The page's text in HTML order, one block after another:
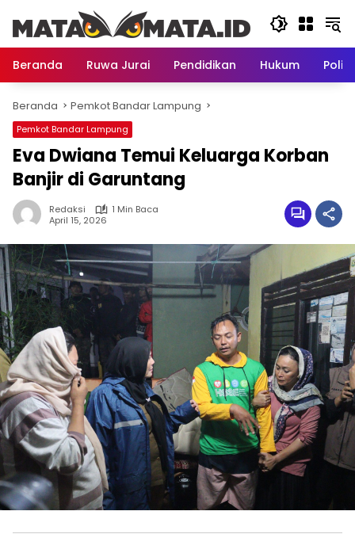
konten
Beranda
Ruwa Jurai Pendidikan Hukum
Beranda Pemkot Bandar Lampung
Pemkot Bandar Lampung
Eva Dwiana Temui Keluarga Korban
Banjir di Garuntang
Redaksi
1 Min Baca
April 15, 2026